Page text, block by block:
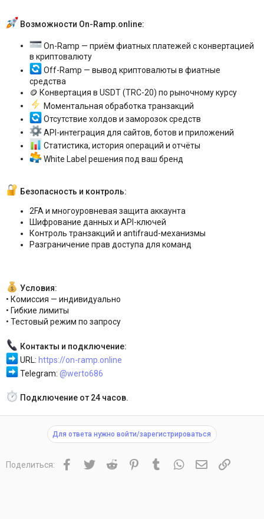
Возможности On-Ramp.online:
On-Ramp — приём фиатных платежей с конвертацией
в криптовалюту
Off-Ramp — вывод криптовалюты в фиатные
средства
🪙 Конвертация в USDT (TRC-20) по рыночному курсу
Моментальная обработка транзакций
Отсутствие холдов и заморозок средств
API-интеграция для сайтов, ботов и приложений
Статистика, история операций и отчёты
White Label решения под ваш бренд
Безопасность и контроль:
2FA и многоуровневая защита аккаунта
Шифрование данных и API-ключей
Контроль транзакций и antifraud-механизмы
Разграничение прав доступа для команд
Условия:
• Комиссия — индивидуально
• Гибкие лимиты
• Тестовый режим по запросу
Контакты и подключение:
URL: https://on-ramp.online
Telegram: @werto686
Подключение от 24 часов.
Для ответа нужно войти/зарегистрироваться
Поделиться: Facebook
TwitterReddit PinterestTumblrWhatsAppЭлектронная
Ссылка